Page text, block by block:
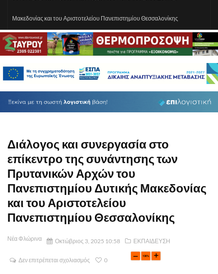
Μακεδονίας και του Αριστοτελείου Πανεπιστημίου Θεσσαλονίκης
Διάλογος και συνεργασία στο
επίκεντρο της συνάντησης των
Πρυτανικών Αρχών του
Πανεπιστημίου Δυτικής Μακεδονίας
και του Αριστοτελείου
Πανεπιστημίου Θεσσαλονίκης
Νέα Φλώρινα Οκτώβριος 3, 2025 10:58 ΕΚΠΑΙΔΕΥΣΗ
Δεν επιτρέπεται σχολιασμός 0